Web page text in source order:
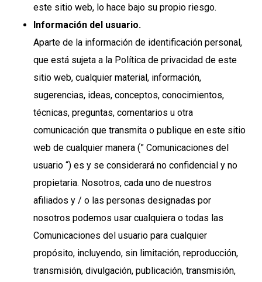
este sitio web, lo hace bajo su propio riesgo.
Información del usuario.
Aparte de la información de identificación personal,
que está sujeta a la Política de privacidad de este
sitio web, cualquier material, información,
sugerencias, ideas, conceptos, conocimientos,
técnicas, preguntas, comentarios u otra
comunicación que transmita o publique en este sitio
web de cualquier manera (” Comunicaciones del
usuario “) es y se considerará no confidencial y no
propietaria. Nosotros, cada uno de nuestros
afiliados y / o las personas designadas por
nosotros podemos usar cualquiera o todas las
Comunicaciones del usuario para cualquier
propósito, incluyendo, sin limitación, reproducción,
transmisión, divulgación, publicación, transmisión,